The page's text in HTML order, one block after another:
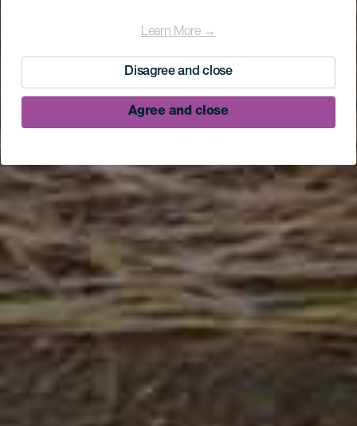
Learn More →
Disagree and close
Agree and close